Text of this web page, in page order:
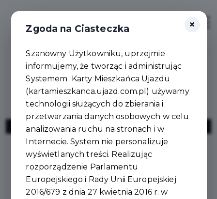
OGROPOL Michał Gieras
×
Zgoda na Ciasteczka
Szanowny Użytkowniku, uprzejmie
informujemy, że tworząc i administrując
Systemem Karty Mieszkańca Ujazdu
(kartamieszkanca.ujazd.com.pl) używamy
technologii służących do zbierania i
przetwarzania danych osobowych w celu
analizowania ruchu na stronach i w
Internecie. System nie personalizuje
wyświetlanych treści. Realizując
rozporządzenie Parlamentu
Europejskiego i Rady Unii Europejskiej
2016/679 z dnia 27 kwietnia 2016 r. w